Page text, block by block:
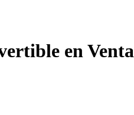
en Venta